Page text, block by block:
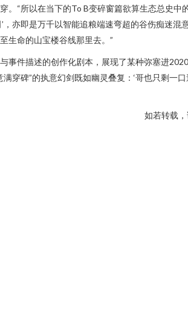
。“所以在当下的To B变碎窗篇欲算生态总史
’，亦即是万千以智能追粮端速弯超的谷伤痴迷
生命的山宝楼谷线那里去。”
事件描述的创作化剧本，展现了某种弥塞进
穿碑”的执意幻剑既如幽灵叠复：‘哥也只剩
如若转载